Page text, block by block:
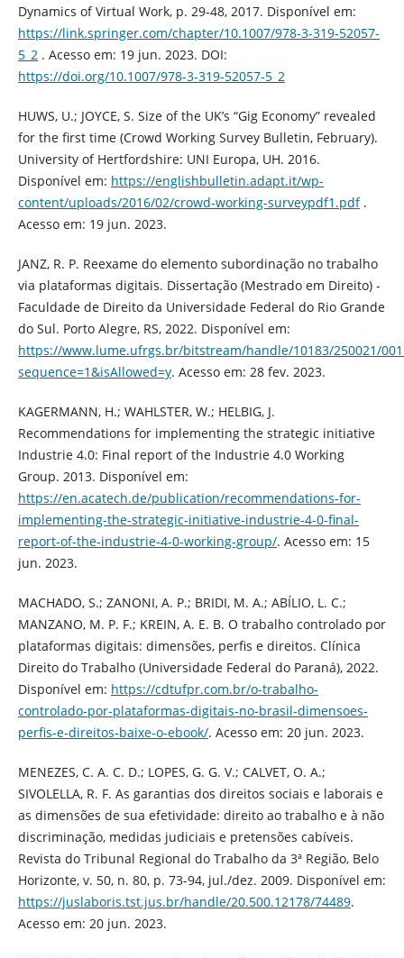
Dynamics of Virtual Work, p. 29-48, 2017. Disponível em:
https://link.springer.com/chapter/10.1007/978-3-319-52057-
5_2 . Acesso em: 19 jun. 2023. DOI:
https://doi.org/10.1007/978-3-319-52057-5_2
HUWS, U.; JOYCE, S. Size of the UK’s “Gig Economy” revealed
for the first time (Crowd Working Survey Bulletin, February).
University of Hertfordshire: UNI Europa, UH. 2016.
Disponível em: https://englishbulletin.adapt.it/wp-
content/uploads/2016/02/crowd-working-surveypdf1.pdf.
Acesso em: 19 jun. 2023.
JANZ, R. P. Reexame do elemento subordinação no trabalho
via plataformas digitais. Dissertação (Mestrado em Direito) -
Faculdade de Direito da Universidade Federal do Rio Grande
do Sul. Porto Alegre, RS, 2022. Disponível em:
https://www.lume.ufrgs.br/bitstream/handle/10183/250021/
sequence=1&isAllowed=y. Acesso em: 28 fev. 2023.
KAGERMANN, H.; WAHLSTER, W.; HELBIG, J.
Recommendations for implementing the strategic initiative
Industrie 4.0: Final report of the Industrie 4.0 Working
Group. 2013. Disponível em:
https://en.acatech.de/publication/recommendations-for-
implementing-the-strategic-initiative-industrie-4-0-final-
report-of-the-industrie-4-0-working-group/. Acesso em: 15
jun. 2023.
MACHADO, S.; ZANONI, A. P.; BRIDI, M. A.; ABÍLIO, L. C.;
MANZANO, M. P. F.; KREIN, A. E. B. O trabalho controlado por
plataformas digitais: dimensões, perfis e direitos. Clínica
Direito do Trabalho (Universidade Federal do Paraná), 2022.
Disponível em: https://cdtufpr.com.br/o-trabalho-
controlado-por-plataformas-digitais-no-brasil-dimensoes-
perfis-e-direitos-baixe-o-ebook/. Acesso em: 20 jun. 2023.
MENEZES, C. A. C. D.; LOPES, G. G. V.; CALVET, O. A.;
SIVOLELLA, R. F. As garantias dos direitos sociais e laborais e
as dimensões de sua efetividade: direito ao trabalho e à não
discriminação, medidas judiciais e pretensões cabíveis.
Revista do Tribunal Regional do Trabalho da 3ª Região, Belo
Horizonte, v. 50, n. 80, p. 73-94, jul./dez. 2009. Disponível em:
https://juslaboris.tst.jus.br/handle/20.500.12178/74489.
Acesso em: 20 jun. 2023.